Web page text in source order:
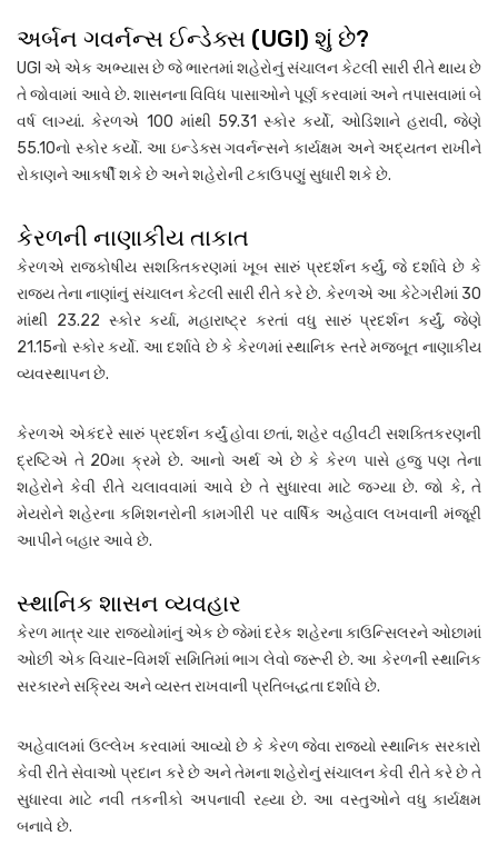
અર્બન ગવર્નન્સ ઈન્ડેક્સ (UGI) શું છે?
UGI એ એક અભ્યાસ છે જે ભારતમાં શહેરોનું સંચાલન કેટલી સારી રીતે થાય છે
તે જોવામાં આવે છે. શાસનના વિવિધ પાસાઓને પૂર્ણ કરવામાં અને તપાસવામાં બે
વર્ષ લાગ્યાં. કેરળએ 100 માંથી 59.31 સ્કોર કર્યો, ઓડિશાને હરાવી, જેણે
55.10નો સ્કોર કર્યો. આ ઇન્ડેક્સ ગવર્નન્સને કાર્યક્ષમ અને અદ્યતન રાખીને
રોકાણને આકર્ષી શકે છે અને શહેરોની ટકાઉપણું સુધારી શકે છે.
કેરળની નાણાકીય તાકાત
કેરળએ રાજકોષીય સશક્તિકરણમાં ખૂબ સારું પ્રદર્શન કર્યું, જે દર્શાવે છે કે
રાજ્ય તેના નાણાંનું સંચાલન કેટલી સારી રીતે કરે છે. કેરળએ આ કેટેગરીમાં 30
માંથી 23.22 સ્કોર કર્યા, મહારાષ્ટ્ર કરતાં વધુ સારું પ્રદર્શન કર્યું, જેણે
21.15નો સ્કોર કર્યો. આ દર્શાવે છે કે કેરળમાં સ્થાનિક સ્તરે મજબૂત નાણાકીય
વ્યવસ્થાપન છે.
કેરળએ એકંદરે સારું પ્રદર્શન કર્યું હોવા છતાં, શહેર વહીવટી સશક્તિકરણની
દ્રષ્ટિએ તે 20મા ક્રમે છે. આનો અર્થ એ છે કે કેરળ પાસે હજુ પણ તેના
શહેરોને કેવી રીતે ચલાવવામાં આવે છે તે સુધારવા માટે જગ્યા છે. જો કે, તે
મેયરોને શહેરના કમિશનરોની કામગીરી પર વાર્ષિક અહેવાલ લખવાની મંજૂરી
આપીને બહાર આવે છે.
સ્થાનિક શાસન વ્યવહાર
કેરળ માત્ર ચાર રાજ્યોમાંનું એક છે જેમાં દરેક શહેરના કાઉન્સિલરને ઓછામાં
ઓછી એક વિચાર-વિમર્શ સમિતિમાં ભાગ લેવો જરૂરી છે. આ કેરળની સ્થાનિક
સરકારને સક્રિય અને વ્યસ્ત રાખવાની પ્રતિબદ્ધતા દર્શાવે છે.
અહેવાલમાં ઉલ્લેખ કરવામાં આવ્યો છે કે કેરળ જેવા રાજ્યો સ્થાનિક સરકારો
કેવી રીતે સેવાઓ પ્રદાન કરે છે અને તેમના શહેરોનું સંચાલન કેવી રીતે કરે છે તે
સુધારવા માટે નવી તકનીકો અપનાવી રહ્યા છે. આ વસ્તુઓને વધુ કાર્યક્ષમ
બનાવે છે.